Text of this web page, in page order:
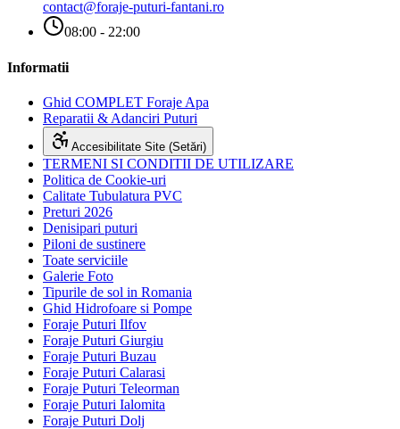
contact@foraje-puturi-fantani.ro
08:00 - 22:00
Informatii
Ghid COMPLET Foraje Apa
Reparatii & Adanciri Puturi
Accesibilitate Site (Setări)
TERMENI SI CONDITII DE UTILIZARE
Politica de Cookie-uri
Calitate Tubulatura PVC
Preturi 2026
Denisipari puturi
Piloni de sustinere
Toate serviciile
Galerie Foto
Tipurile de sol in Romania
Ghid Hidrofoare si Pompe
Foraje Puturi Ilfov
Foraje Puturi Giurgiu
Foraje Puturi Buzau
Foraje Puturi Calarasi
Foraje Puturi Teleorman
Foraje Puturi Ialomita
Foraje Puturi Dolj